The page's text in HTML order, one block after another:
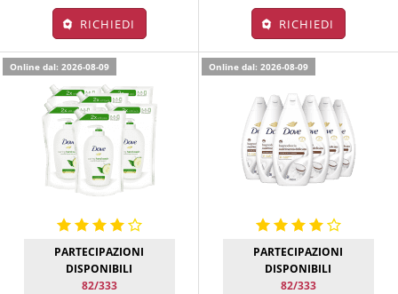
RICHIEDI RICHIEDI
Online dal: 2026-08-09
PARTECIPAZIONI
DISPONIBILI
82/333
Online dal: 2026-08-09
PARTECIPAZIONI
DISPONIBILI
82/333